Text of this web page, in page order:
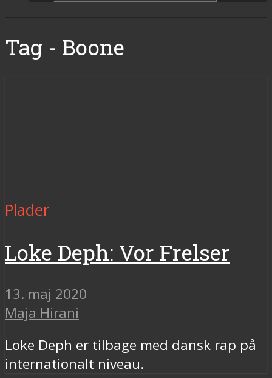
Tag - Boone
Plader
Loke Deph: Vor Frelser
13. maj 2020
Maja Hirani
Loke Deph er tilbage med dansk rap på
internationalt niveau.